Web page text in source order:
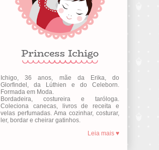
Ichigo, 36 anos, mãe da Erika, do
Glorfindel, da Lúthien e do Celeborn.
Formada em Moda.
Bordadeira, costureira e taróloga.
Coleciona canecas, livros de receita e
velas perfumadas. Ama cozinhar, costurar,
ler, bordar e cheirar gatinhos.
Leia mais ♥